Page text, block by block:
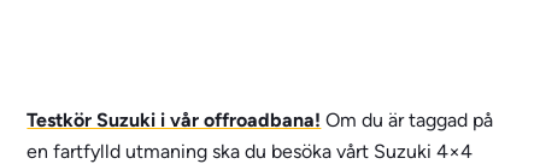
Testkör Suzuki i vår offroadbana! Om du är taggad på
en fartfylld utmaning ska du besöka vårt Suzuki 4×4